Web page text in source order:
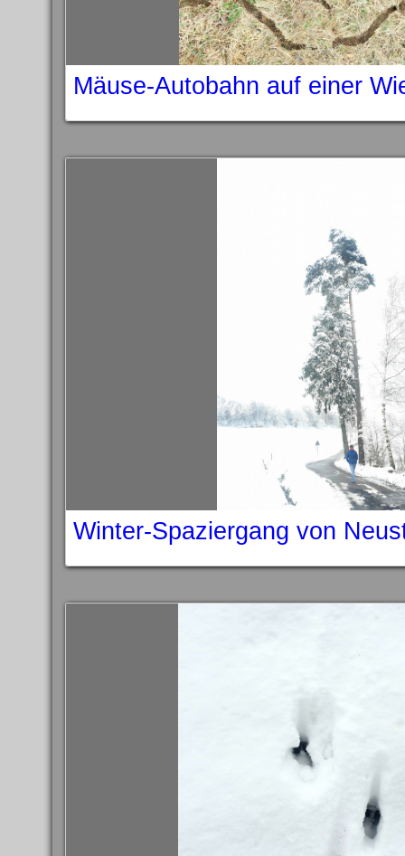
Mäuse-Autobahn auf einer
Winter-Spaziergang von